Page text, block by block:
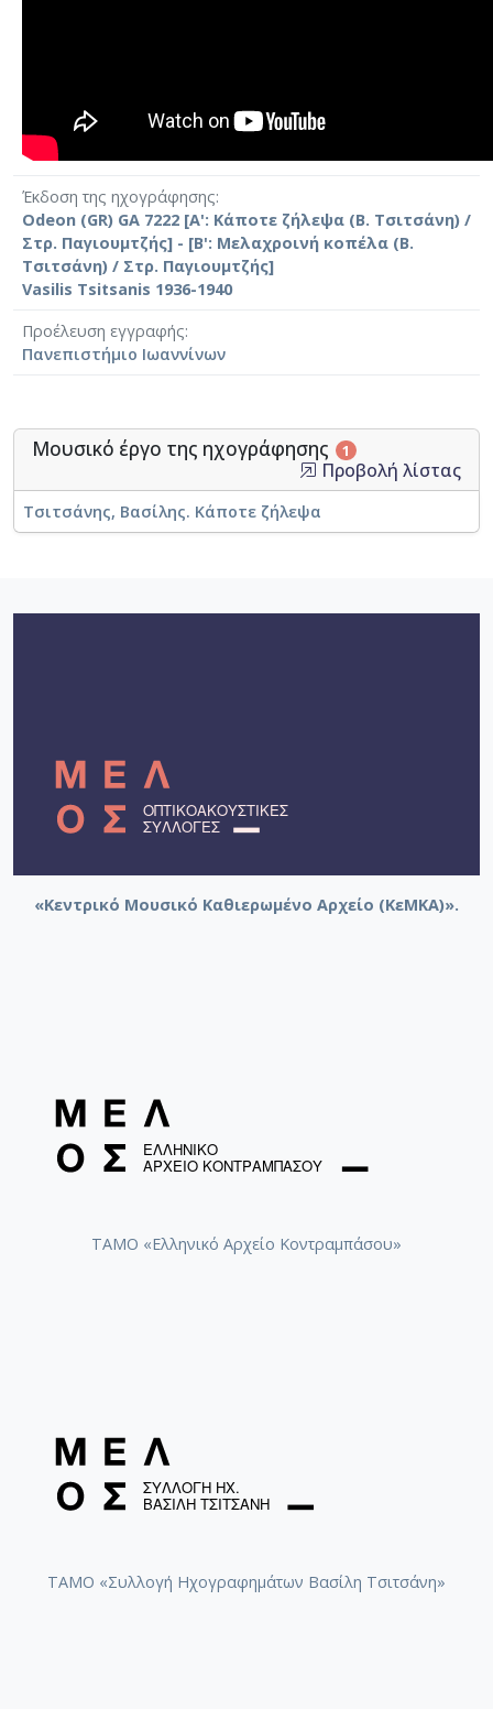
Έκδοση της ηχογράφησης
Odeon (GR) GA 7222 [Α': Κάποτε ζήλεψα (Β. Τσιτσάνη) /
Στρ. Παγιουμτζής] - [Β': Μελαχροινή κοπέλα (Β.
Τσιτσάνη) / Στρ. Παγιουμτζής]
Vasilis Tsitsanis 1936-1940
Προέλευση εγγραφής
Πανεπιστήμιο Ιωαννίνων
Μουσικό έργο της ηχογράφησης 1
Προβολή λίστας
Τσιτσάνης, Βασίλης. Κάποτε ζήλεψα
«Κεντρικό Μουσικό Καθιερωμένο Αρχείο (ΚεΜΚΑ)».
ΤΑΜΟ «Ελληνικό Αρχείο Κοντραμπάσου»
ΤΑΜΟ «Συλλογή Ηχογραφημάτων Βασίλη Τσιτσάνη»